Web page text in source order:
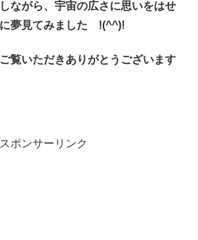
ながら、宇宙の広さに思いをはせ
夢見てみました !(^^)!
覧いただきありがとうございます
スポンサーリンク